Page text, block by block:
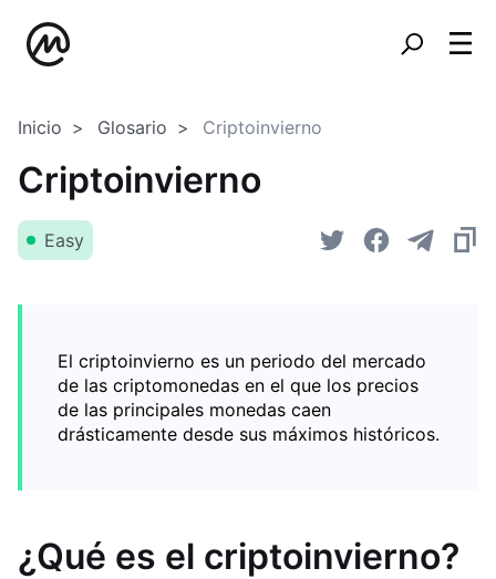
Inicio Glosario Criptoinvierno
Criptoinvierno
Easy
El criptoinvierno es un periodo del mercado
de las criptomonedas en el que los precios
de las principales monedas caen
drásticamente desde sus máximos históricos.
¿Qué es el criptoinvierno?